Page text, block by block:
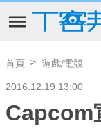
首頁 遊戲/電競
2016.12.19 13:00
Capcom